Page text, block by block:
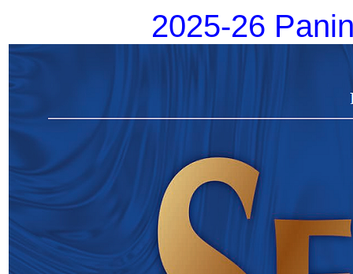
2025-26